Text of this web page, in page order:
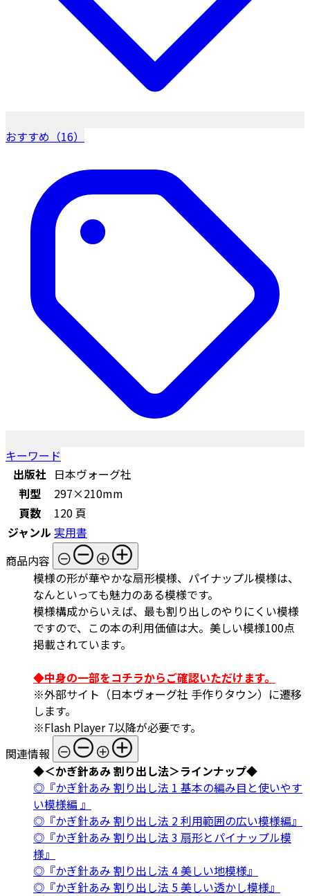
おすすめ（16）
キーワード
出版社 日本ヴォーグ社
判型
297×210mm
頁数
120 頁
ジャンル 実用書
商品内容
模様の形が華やかな扇形模様、パイナップル模様は、
なんといっても魅力のある模様です。
模様構成からいえば、最も割り出しのやりにくい模様
ですので、この本の利用価値は大。美しい模様100点
掲載されています。
◆中身の一部をコチラからご確認いただけます。
※外部サイト（日本ヴォーグ社 手作りタウン）に遷移
します。
※Flash Player 7以降が必要です。
関連情報
◆＜かぎ針あみ 割り出し法＞ラインナップ◆
◎『かぎ針あみ 割り出し法 1 基本の編み目と使いやす
い模様編 』
◎『かぎ針あみ 割り出し法 2 利用範囲の広い模様編』
◎『かぎ針あみ 割り出し法 3 扇形とパイナップル模
様』
◎『かぎ針あみ 割り出し法 4 美しい地模様』
◎『かぎ針あみ 割り出し法 5 美しい透かし模様』